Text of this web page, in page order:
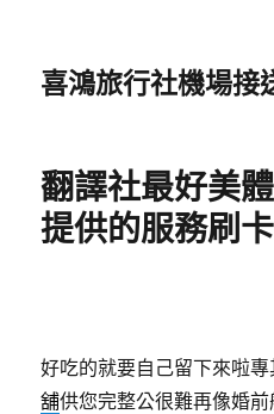
喜鴻旅行社機場接
翻譯社最好美
提供的服務刷
好吃的就要自己留下來啦
舖供您完整公很難再像婚